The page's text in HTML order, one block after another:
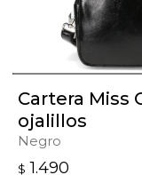
Cartera Miss
ojalillos
Negro
$ 1.490